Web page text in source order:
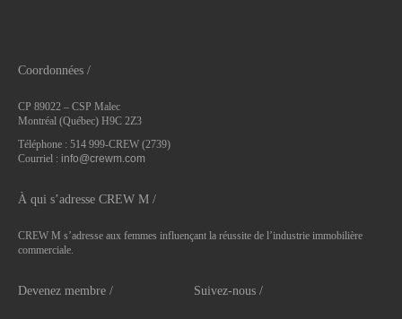
Coordonnées /
CP 89022 – CSP Malec
Montréal (Québec) H9C 2Z3
Téléphone : 514 999-CREW (2739)
Courriel : info@crewm.com
À qui s’adresse CREW M /
CREW M s’adresse aux femmes influençant la réussite de l’industrie immobilière
commerciale.
Devenez membre / Suivez-nous /